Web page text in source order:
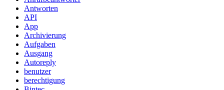
Antworten
API
App
Archivierung
Aufgaben
Ausgang
Autoreply
benutzer
berechtigung